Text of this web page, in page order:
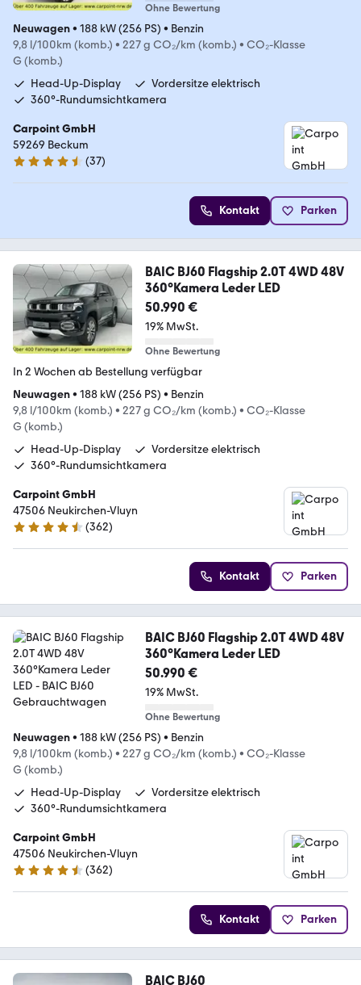
Ohne Bewertung
Neuwagen• 188 kW (256 PS) • Benzin
9,8 l/100km (komb.) • 227 g CO₂/km (komb.) • CO₂-Klasse
G (komb.)
Head-Up-Display
Vordersitze elektrisch
360°-Rundumsichtkamera
Carpoint GmbH
59269 Beckum
4.6 Sterne
(37)
Kontakt Parken
BAIC BJ60 Flagship 2.0T 4WD 48V
360°Kamera Leder LED
50.990 €
19% MwSt.
Ohne Bewertung
In 2 Wochen ab Bestellung verfügbar
Neuwagen• 188 kW (256 PS) • Benzin
9,8 l/100km (komb.) • 227 g CO₂/km (komb.) • CO₂-Klasse
G (komb.)
Head-Up-Display
Vordersitze elektrisch
360°-Rundumsichtkamera
Carpoint GmbH
47506 Neukirchen-Vluyn
4.5 Sterne
(362)
Kontakt Parken
BAIC BJ60 Flagship 2.0T 4WD 48V
360°Kamera Leder LED
50.990 €
19% MwSt.
Ohne Bewertung
Neuwagen• 188 kW (256 PS) • Benzin
9,8 l/100km (komb.) • 227 g CO₂/km (komb.) • CO₂-Klasse
G (komb.)
Head-Up-Display
Vordersitze elektrisch
360°-Rundumsichtkamera
Carpoint GmbH
47506 Neukirchen-Vluyn
4.5 Sterne
(362)
Kontakt Parken
BAIC BJ60